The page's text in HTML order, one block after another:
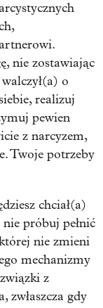
nie zostawiając
o
realizuj
pewien
z narcyzem,
Twoje potrzeby
chciał(a)
próbuj pełnić
nie zmieni
mechanizmy
z
zwłaszcza gdy